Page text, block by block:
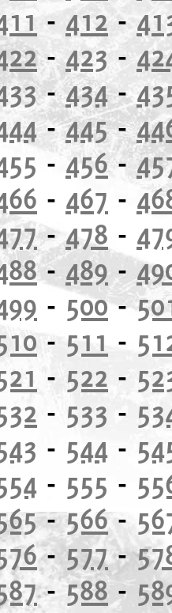
- 412 -
-423-
-434-
-445-
- 456-
- 467 -
-478 -
-489-
- 500-
- 511 -
- 522 -
- 533 -
- 544 -
- 555 -
-566-
-577-
-588-